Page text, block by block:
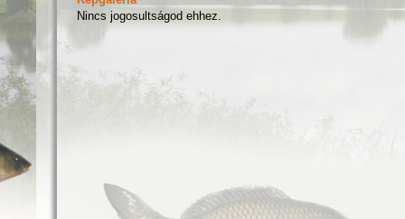
Nincs jogosultságod ehhez.